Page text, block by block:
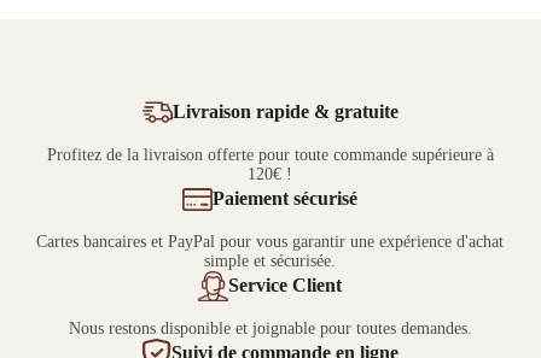
Livraison rapide & gratuite
Profitez de la livraison offerte pour toute commande supérieure à
120€ !
Paiement sécurisé
Cartes bancaires et PayPal pour vous garantir une expérience d'achat
simple et sécurisée.
Service Client
Nous restons disponible et joignable pour toutes demandes.
Suivi de commande en ligne